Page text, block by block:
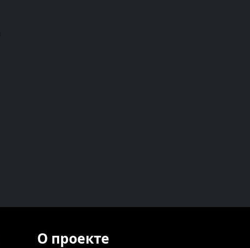
О проекте